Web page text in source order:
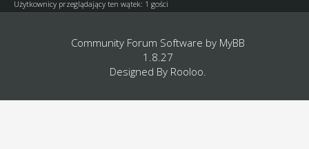
Użytkownicy przeglądający ten wątek: 1 gości
Community Forum Software by MyBB
1.8.27
Designed By Rooloo